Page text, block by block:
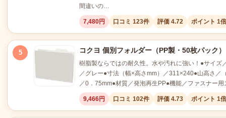
間違いの…
7,480円 口コミ 123件 評価 4.72 ポイント 1倍
5 コクヨ 個別フォルダー（PP製・50枚パック
樹脂製ならではの耐久性。水や汚れに強い！●サイズ
／グレー●寸法（幅×高さmm）／311×240●山高さ／
／0．75mm●材質／発泡再生PP●機能／ファスナー
9,466円 口コミ 102件 評価 4.73 ポイント 1倍